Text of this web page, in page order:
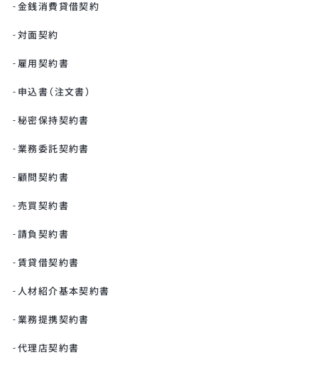
金銭消費貸借契約
対面契約
雇用契約書
申込書（注文書）
秘密保持契約書
業務委託契約書
顧問契約書
売買契約書
請負契約書
賃貸借契約書
人材紹介基本契約書
業務提携契約書
代理店契約書